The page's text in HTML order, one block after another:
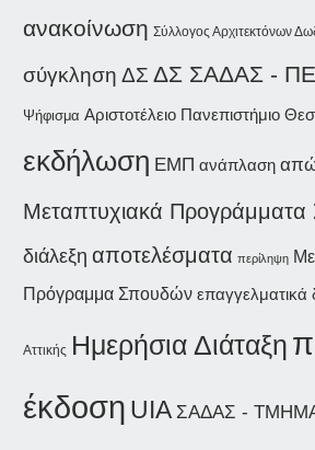
ανακοίνωση Σύλλογος Αρχιτεκτόνων
σύγκληση ΔΣ ΔΣ ΣΑΔΑΣ -
Ψήφισμα Αριστοτέλειο Πανεπιστήμιο
εκδήλωση ΕΜΠ ανάπλαση
Μεταπτυχιακά
διάλεξη αποτελέσματα περίληψη
Πρόγραμμα Σπουδών επαγγελματικά
Αττικής Ημερήσια Διάταξη
έκδοση UIA ΣΑΔΑΣ -